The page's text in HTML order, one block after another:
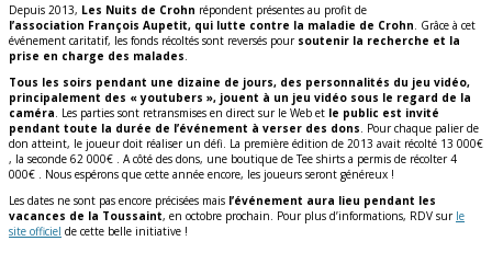
Depuis 2013, Les Nuits de Crohn répondent présentes au profit de
l’association François Aupetit, qui lutte contre la maladie de Crohn. Grâce à cet
événement caritatif, les fonds récoltés sont reversés pour soutenir la recherche et la
prise en charge des malades.
Tous les soirs pendant une dizaine de jours, des personnalités du jeu vidéo,
principalement des « youtubers », jouent à un jeu vidéo sous le regard de la
caméra. Les parties sont retransmises en direct sur le Web et le public est invité
pendant toute la durée de l’événement à verser des dons. Pour chaque palier de
don atteint, le joueur doit réaliser un défi. La première édition de 2013 avait récolté 13 000€
, la seconde 62 000€ . A côté des dons, une boutique de Tee shirts a permis de récolter 4
000€ . Nous espérons que cette année encore, les joueurs seront généreux !
Les dates ne sont pas encore précisées mais l’événement aura lieu pendant les
vacances de la Toussaint, en octobre prochain. Pour plus d’informations, RDV sur le
site officiel de cette belle initiative !